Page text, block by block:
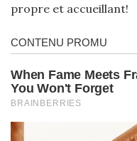
propre et accueillant!